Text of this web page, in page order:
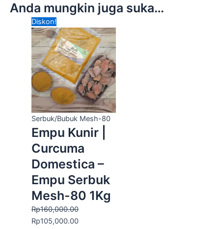
Anda mungkin juga suka…
Diskon!
Serbuk/Bubuk Mesh-80
Empu Kunir |
Curcuma
Domestica –
Empu Serbuk
Mesh-80 1Kg
Rp160,000.00
Harga
aslinya
adalah:
Rp160,000.00.
Rp105,000.00
saat
ini
adalah:
Rp105,000.00.